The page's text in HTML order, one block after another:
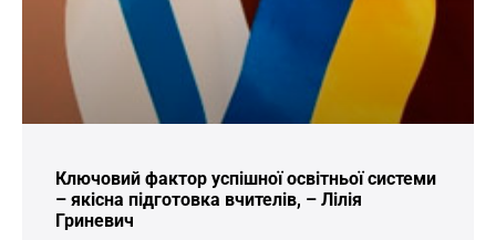
Ключовий фактор успішної освітньої системи
– якісна підготовка вчителів, – Лілія
Гриневич